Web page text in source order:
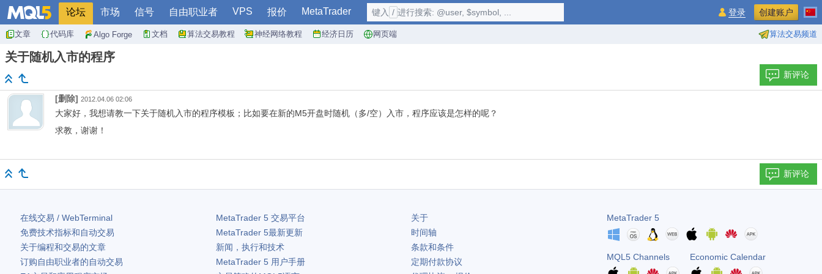
论坛 市场 信号 自由职业者 VPS 报价 MetaTrader
文章 代码库 Algo Forge 文档 算法交易教程 神经网络教程 经济日历 网页端 算法交易频道
键入 / 进行搜索: @user, $symbol, ... 登录 创建账户
关于随机入市的程序
新评论
[删除] 2012.04.06 02:06
大家好，我想请教一下关于随机入市的程序模板；比如要在新的M5开盘时随机（多/空）入市，程序应该是怎样的呢？
求教，谢谢！
新评论
在线交易 / WebTerminal
免费技术指标和自动交易
关于编程和交易的文章
订购自由职业者的自动交易
MetaTrader 5交易平台
MetaTrader 5最新更新
新闻，执行和技术
MetaTrader 5用户手册
关于
时间轴
条款和条件
定期付款协议
MetaTrader 5
MQL5 Channels Economic Calendar